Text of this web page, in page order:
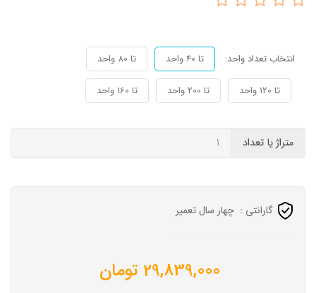
انتخاب تعداد واحد: تا 40 واحد تا 80 واحد
تا 120 واحد تا 200 واحد تا 160 واحد
متراژ یا تعداد
گارانتی : چهار سال تعمیر
29,839,000 تومان